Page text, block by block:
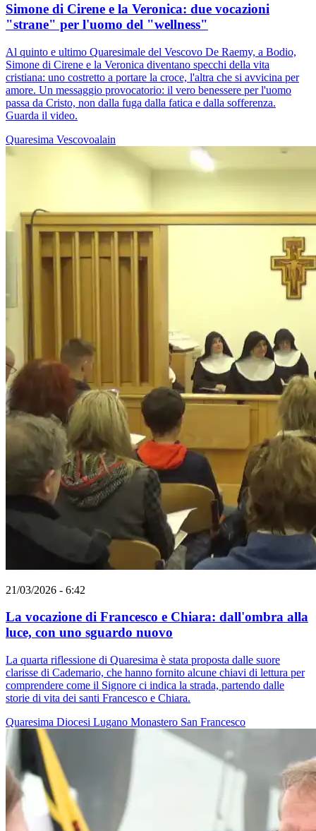
Simone di Cirene e la Veronica: due vocazioni
"strane" per l'uomo del "wellness"
Al quinto e ultimo Quaresimale del Vescovo De Raemy, a Bodio,
Simone di Cirene e la Veronica diventano specchi della vita
cristiana: uno costretto a portare la croce, l'altra che si avvicina per
amore. Un messaggio provocatorio: il vero benessere per l'uomo
passa da Cristo, non dalla fuga dalla fatica e dalla sofferenza.
Guarda il video.
Quaresima Vescovoalain
21/03/2026 - 6:42
La vocazione di Francesco e Chiara: dall'ombra alla
luce, con uno sguardo nuovo
La quarta riflessione di Quaresima è stata proposta dalle suore
clarisse di Cademario, che hanno fornito alcune chiavi di lettura per
comprendere come il Signore ci indica la strada, partendo dalle
storie di vita dei santi Francesco e Chiara.
Quaresima Diocesi Lugano Monastero San Francesco